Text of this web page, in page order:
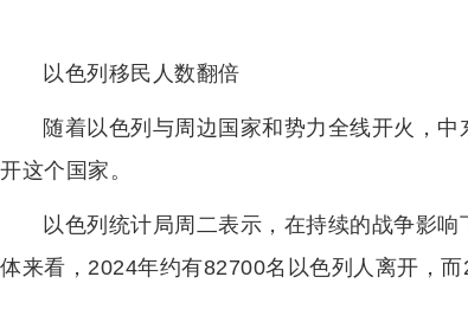
以色列移民人数翻倍
随着以色列与周边国家和势力全线开火，
开这个国家。
以色列统计局周二表示，在持续的战争影
体来看，2024年约有82700名以色列人离开，